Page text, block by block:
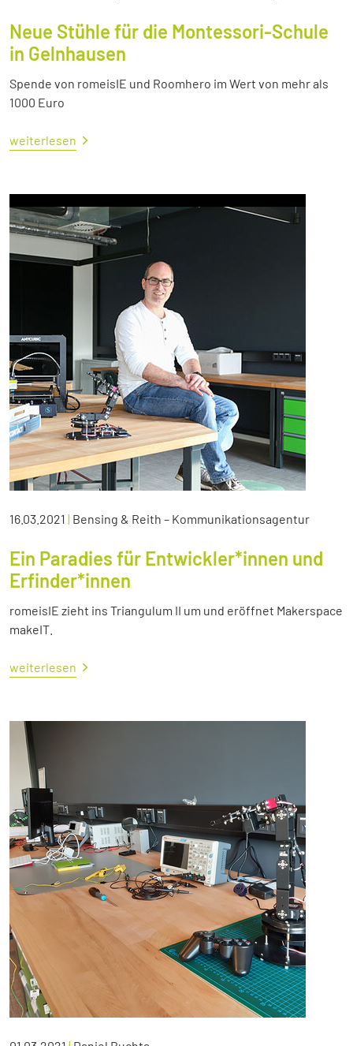
Neue Stühle für die Montessori-Schule
in Gelnhausen
Spende von romeisIE und Roomhero im Wert von mehr als
1000 Euro
weiterlesen
16.03.2021 | Bensing & Reith – Kommunikationsagentur
Ein Paradies für Entwickler*innen und
Erfinder*innen
romeisIE zieht ins Triangulum II um und eröffnet Makerspace
makeIT.
weiterlesen